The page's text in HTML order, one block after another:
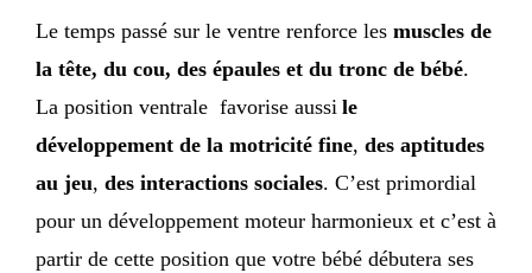
Le temps passé sur le ventre renforce les muscles de
la tête, du cou, des épaules et du tronc de bébé.
La position ventrale favorise aussi le
développement de la motricité fine, des aptitudes
au jeu, des interactions sociales. C’est primordial
pour un développement moteur harmonieux et c’est à
partir de cette position que votre bébé débutera ses